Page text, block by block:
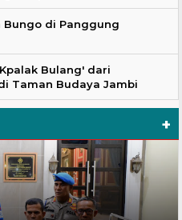
Bungo di Panggung
Bulang' dari
Taman Budaya Jambi
+